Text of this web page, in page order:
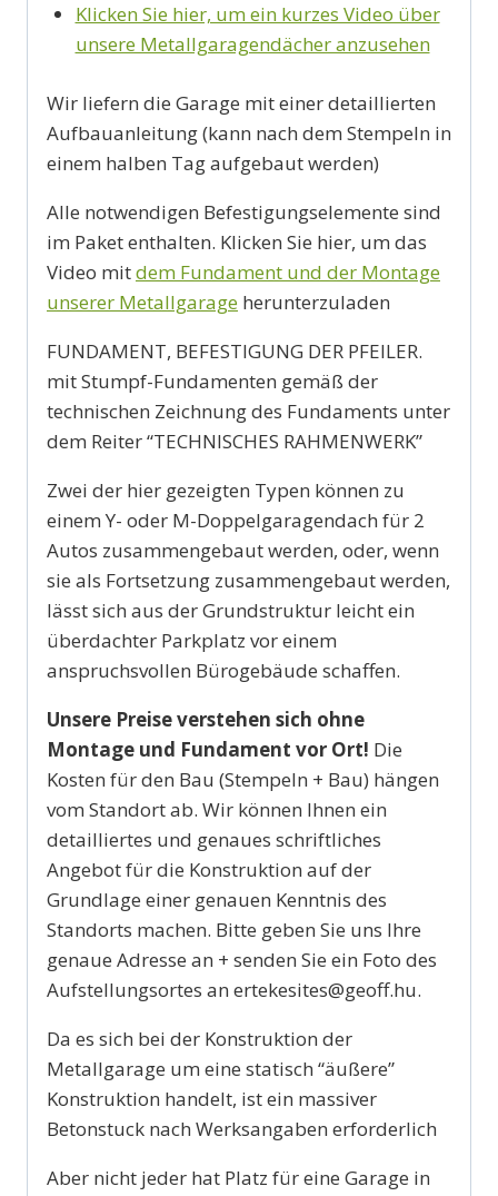
Klicken Sie hier, um ein kurzes Video über
unsere Metallgaragendächer anzusehen
Wir liefern die Garage mit einer detaillierten
Aufbauanleitung (kann nach dem Stempeln in
einem halben Tag aufgebaut werden)
Alle notwendigen Befestigungselemente sind
im Paket enthalten. Klicken Sie hier, um das
Video mitdem Fundament und der Montage
unserer Metallgarage herunterzuladen
FUNDAMENT, BEFESTIGUNG DER PFEILER.
mit Stumpf-Fundamenten gemäß der
technischen Zeichnung des Fundaments unter
dem Reiter “TECHNISCHES RAHMENWERK”
Zwei der hier gezeigten Typen können zu
einem Y- oder M-Doppelgaragendach für 2
Autos zusammengebaut werden, oder, wenn
sie als Fortsetzung zusammengebaut werden,
lässt sich aus der Grundstruktur leicht ein
überdachter Parkplatz vor einem
anspruchsvollen Bürogebäude schaffen.
Unsere Preise verstehen sich ohne
Montage und Fundament vor Ort! Die
Kosten für den Bau (Stempeln + Bau) hängen
vom Standort ab. Wir können Ihnen ein
detailliertes und genaues schriftliches
Angebot für die Konstruktion auf der
Grundlage einer genauen Kenntnis des
Standorts machen. Bitte geben Sie uns Ihre
genaue Adresse an + senden Sie ein Foto des
Aufstellungsortes an ertekesites@geoff.hu.
Da es sich bei der Konstruktion der
Metallgarage um eine statisch “äußere”
Konstruktion handelt, ist ein massiver
Betonstuck nach Werksangaben erforderlich
Aber nicht jeder hat Platz für eine Garage in